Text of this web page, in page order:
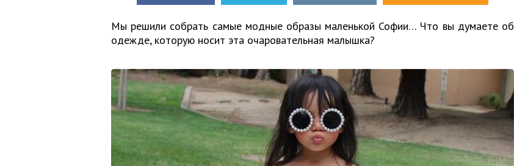
Мы решили собрать самые модные образы маленькой Софии… Что вы думаете об
одежде, которую носит эта очаровательная малышка?